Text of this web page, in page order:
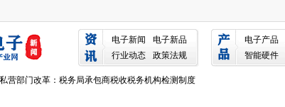
电子新闻
电子新品
行业动态
政策法规
电子产品
智能硬件
拒绝对数据泄漏缓慢反应的声明
：组织如何为新的外观工作做好准备
致密化和MMIMO推动移动网支出到2026年的1910亿美元